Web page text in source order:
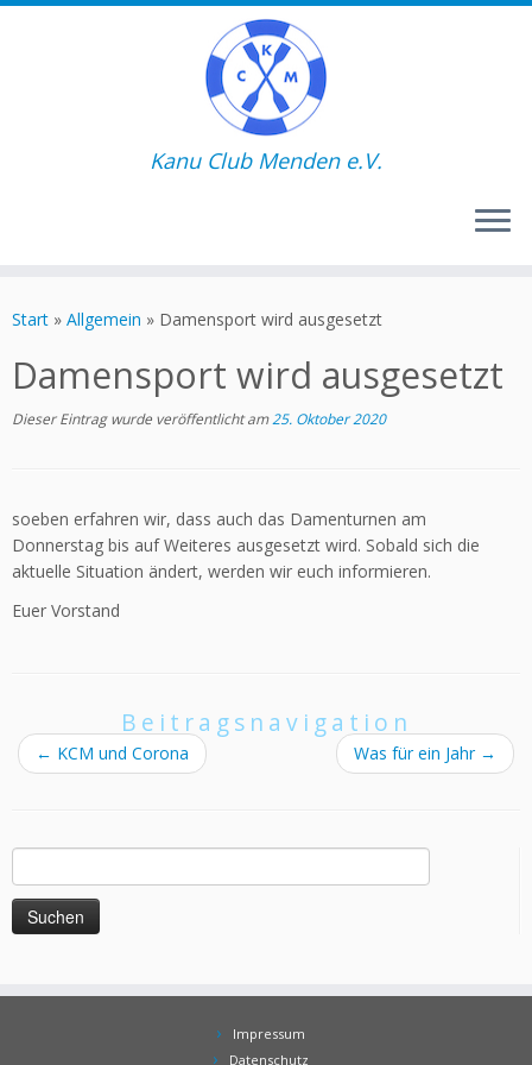
Inhalt
Kanu Club Menden e.V.
Start » Allgemein » Damensport wird ausgesetzt
Damensport wird ausgesetzt
Dieser Eintrag wurde veröffentlicht am25. Oktober 2020
soeben erfahren wir, dass auch das Damenturnen am
Donnerstag bis auf Weiteres ausgesetzt wird. Sobald sich die
aktuelle Situation ändert, werden wir euch informieren.
Euer Vorstand
Beitragsnavigation
← KCM und Corona Was für ein Jahr →
Suchen
nach:
Impressum
Datenschutz